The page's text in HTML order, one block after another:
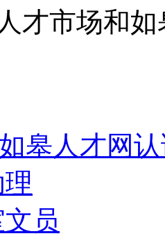
才市场和
如皋人才网
文员